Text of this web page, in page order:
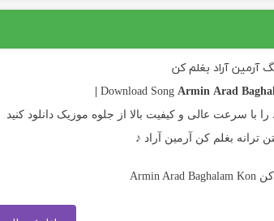
آرمین آراد بغلم کن
Armin Arad
را با سرعت عالی و کیفیت بالا از جلوه موزیک دانلود کنید
ترانه بغلم کن آرمین آراد ♪